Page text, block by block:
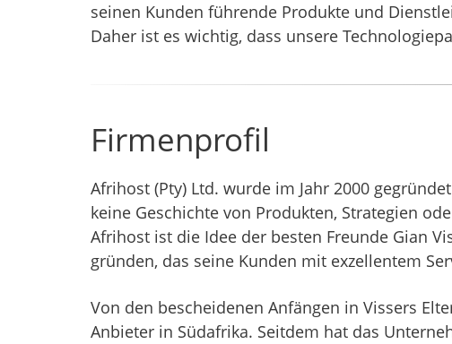
seinen Kunden führende Produkte und
Daher ist es wichtig, dass unsere
Firmenprofil
Afrihost (Pty) Ltd. wurde im Jahr 2000
keine Geschichte von Produkten, Strategien
Afrihost ist die Idee der besten Freunde Gian
gründen, das seine Kunden mit exzellentem
Von den bescheidenen Anfängen in Vissers
Anbieter in Südafrika. Seitdem hat das